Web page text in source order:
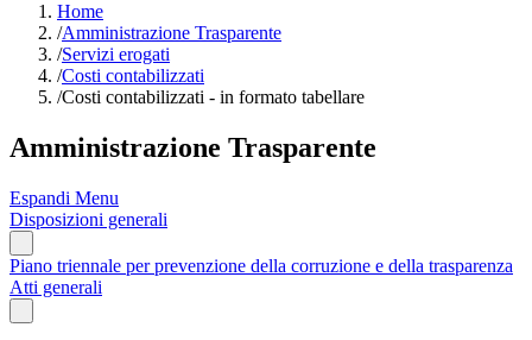
Home
/Amministrazione Trasparente
/Servizi erogati
/Costi contabilizzati
/Costi contabilizzati - in formato tabellare
Amministrazione Trasparente
Espandi Menu
Disposizioni generali
Piano triennale per prevenzione della corruzione e della trasparenza
Atti generali